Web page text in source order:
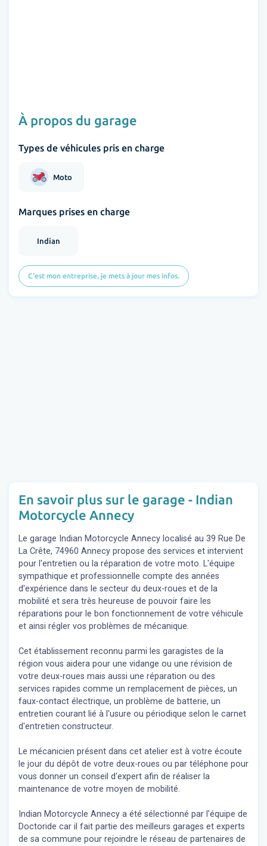
À propos du garage
Types de véhicules pris en charge
Moto
Marques prises en charge
Indian
C'est mon entreprise, je mets à jour mes infos.
En savoir plus sur le garage - Indian
Motorcycle Annecy
Le garage Indian Motorcycle Annecy localisé au 39 Rue De
La Crête, 74960 Annecy propose des services et intervient
pour l'entretien ou la réparation de votre moto. L'équipe
sympathique et professionnelle compte des années
d'expérience dans le secteur du deux-roues et de la
mobilité et sera très heureuse de pouvoir faire les
réparations pour le bon fonctionnement de votre véhicule
et ainsi régler vos problèmes de mécanique.
Cet établissement reconnu parmi les garagistes de la
région vous aidera pour une vidange ou une révision de
votre deux-roues mais aussi une réparation ou des
services rapides comme un remplacement de pièces, un
faux-contact électrique, un problème de batterie, un
entretien courant lié à l'usure ou périodique selon le carnet
d'entretien constructeur.
Le mécanicien présent dans cet atelier est à votre écoute
le jour du dépôt de votre deux-roues ou par téléphone pour
vous donner un conseil d'expert afin de réaliser la
maintenance de votre moyen de mobilité.
Indian Motorcycle Annecy a été sélectionné par l'équipe de
Doctoride car il fait partie des meilleurs garages et experts
de sa commune pour rejoindre le réseau de partenaires de